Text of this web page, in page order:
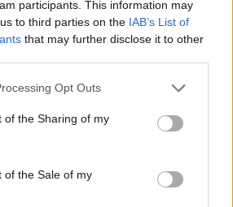
participants. This information may
to third parties on the IAB’s List of
that may further disclose it to other
app uses one or more Google
or usage behaviour. You may click to
to Google and its third-party tags to
specified purposes in below Google
Opt Outs
of the Sharing of my
of the Sale of my
Storilec je ukradel več različnega
lokala v Slovenj Gradcu je neznani
senčnika.